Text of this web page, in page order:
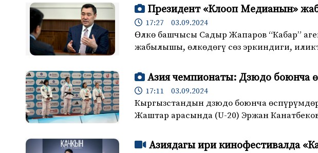
Президент «Клооп Медианын»
17:27 03.09.2024
Өлкө башчысы Садыр Жапаров “Кабар”
жабылышы, өлкөдөгү сөз эркиндиги,
Азия чемпионаты: Дзюдо боюнча
17:11 03.09.2024
Кыргызстандын дзюдо боюнча
Жаштар арасында (U-20) Эржан
Азиядагы ири кинофестивалда